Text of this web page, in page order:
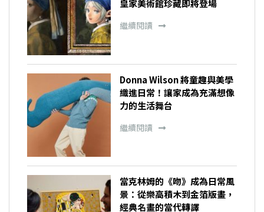
皇家美術館珍藏即將登場
繼續閱讀
Donna Wilson 將童趣與美學
織進日常！讓家成為充滿想像
力的生活舞台
繼續閱讀
當克林姆的《吻》成為日常風
景：從樂高積木到金箔版畫，
經典名畫的當代轉譯